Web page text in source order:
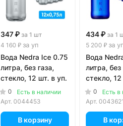
347 ₽ за 1 шт
4 160 ₽ за уп
Вода Nedra Ice 0.75
литра, без газа,
стекло, 12 шт. в уп.
0
Есть в наличии
Арт. 0044453
В корзину
434 ₽ за 1
5 200 ₽ за
Вода
литра, без
стекло,
0
Есть в
Арт.
В